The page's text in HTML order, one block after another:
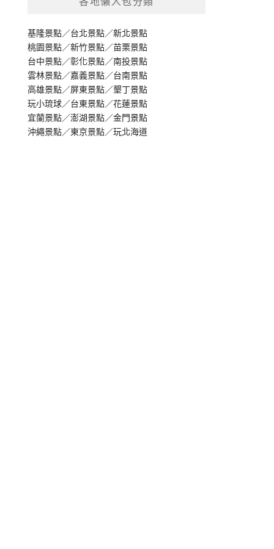
基隆景點／台北景點／新北景點
桃園景點／新竹景點／苗栗景點
台中景點／彰化景點／南投景點
雲林景點／嘉義景點／台南景點
高雄景點／屏東景點／墾丁景點
玩小琉球／台東景點／花蓮景點
宜蘭景點／澎湖景點／金門景點
沖繩景點／東京景點／玩北海道